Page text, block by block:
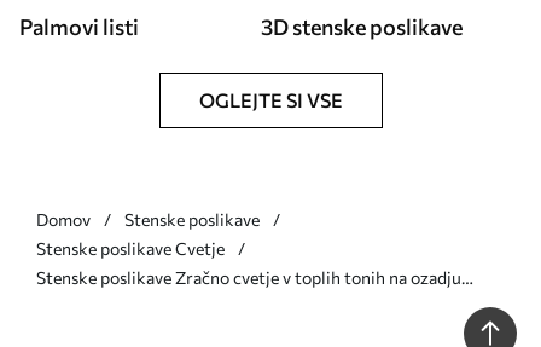
Palmovi listi 3D stenske poslikave
OGLEJTE SI VSE
Domov
Stenske poslikave
Stenske poslikave Cvetje
Stenske poslikave Zračno cvetje v toplih tonih na ozadju